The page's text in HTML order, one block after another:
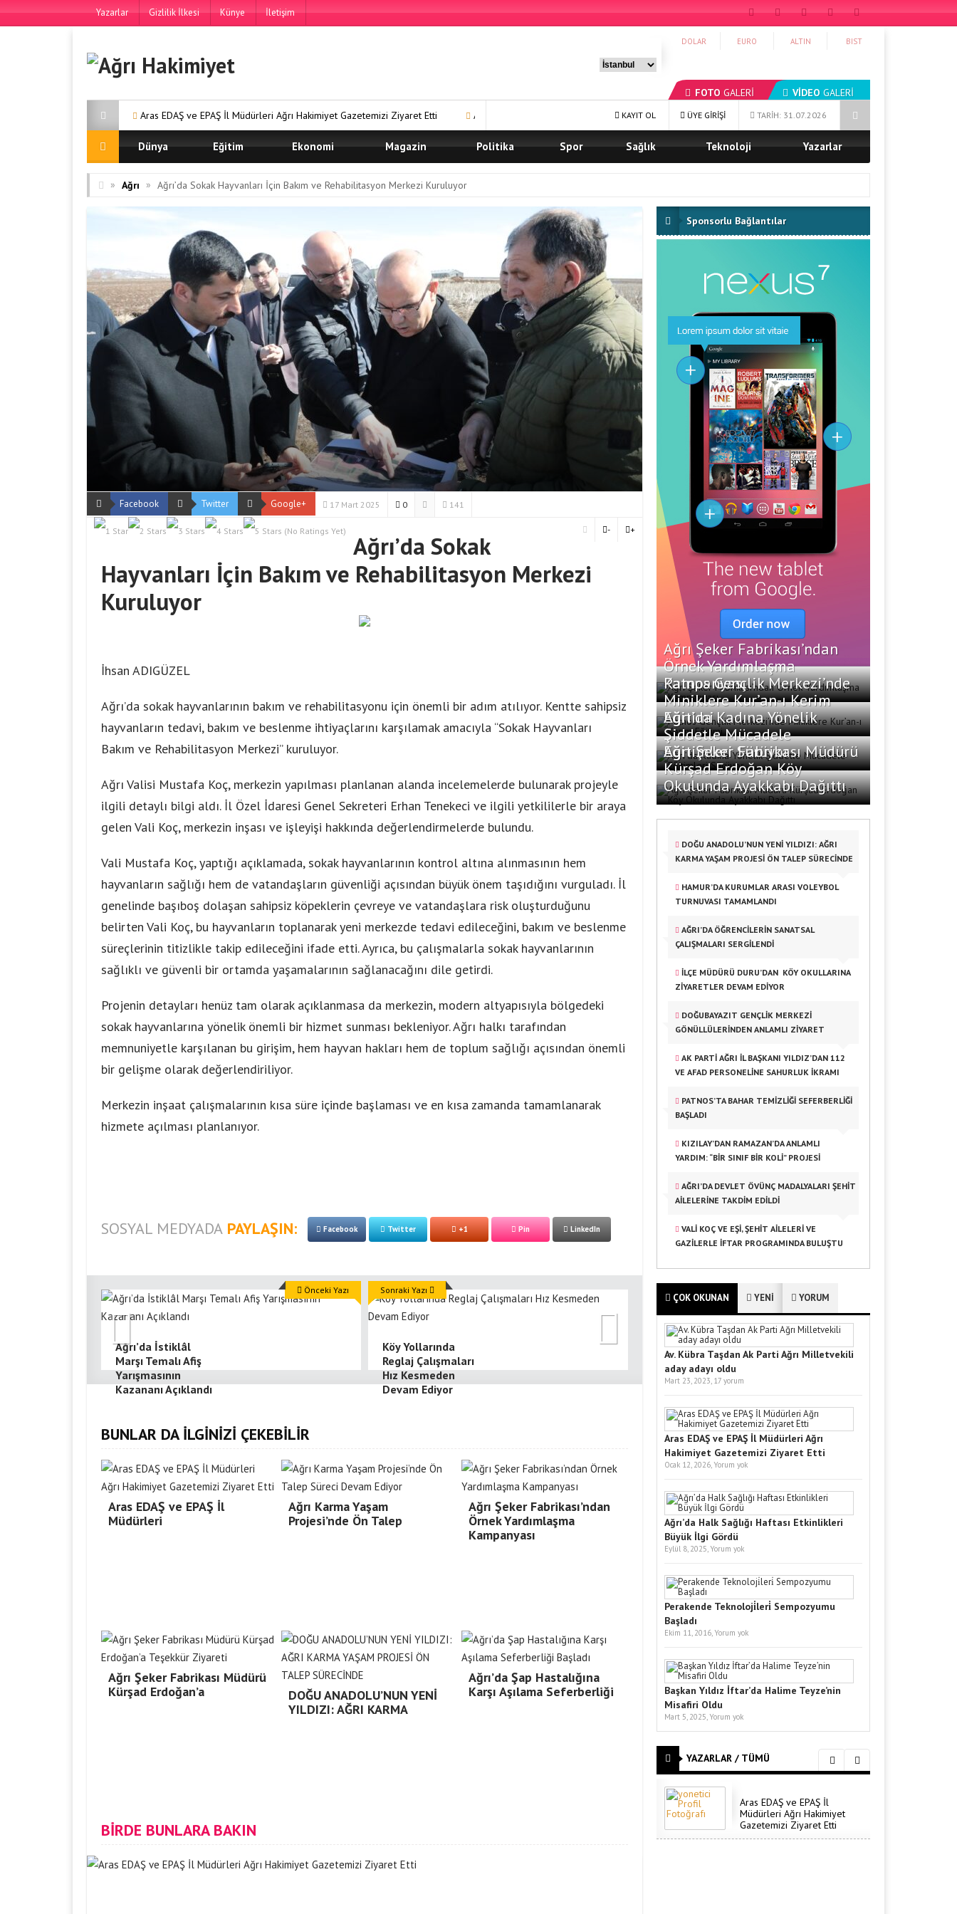
Yazarlar Gizlilik İlkesi Künye İletişim
FOTO GALERİ VİDEO GALERİ
DOLAR EURO ALTIN BIST
Aras EDAŞ ve EPAŞ İl Müdürleri Ağrı Hakimiyet Gazetemizi Ziyaret Etti Ağrı Karma Yaşam Projesi’nde Ön Talep Süreci Devam Ediyor Ağrı Şeker Fabrikası’ndan Örnek Yardımlaşma Kampanyası
TARİH: 31.07.2026
ÜYE GİRİŞİ
KAYIT OL
Dünya Eğitim Ekonomi Magazin Politika Spor Sağlık Teknoloji Yazarlar
» Ağrı » Ağrı’da Sokak Hayvanları İçin Bakım ve Rehabilitasyon Merkezi Kuruluyor
Facebook Twitter Google+ 17 Mart 2025 0 141
(No Ratings Yet) +
-
Ağrı’da Sokak
Hayvanları İçin Bakım ve Rehabilitasyon Merkezi
Kuruluyor
İhsan ADIGÜZEL
Ağrı’da sokak hayvanlarının bakım ve rehabilitasyonu için önemli bir adım atılıyor. Kentte sahipsiz
hayvanların tedavi, bakım ve beslenme ihtiyaçlarını karşılamak amacıyla “Sokak Hayvanları
Bakım ve Rehabilitasyon Merkezi” kuruluyor.
Ağrı Valisi Mustafa Koç, merkezin yapılması planlanan alanda incelemelerde bulunarak projeyle
ilgili detaylı bilgi aldı. İl Özel İdaresi Genel Sekreteri Erhan Tenekeci ve ilgili yetkililerle bir araya
gelen Vali Koç, merkezin inşası ve işleyişi hakkında değerlendirmelerde bulundu.
Vali Mustafa Koç, yaptığı açıklamada, sokak hayvanlarının kontrol altına alınmasının hem
hayvanların sağlığı hem de vatandaşların güvenliği açısından büyük önem taşıdığını vurguladı. İl
genelinde başıboş dolaşan sahipsiz köpeklerin çevreye ve vatandaşlara risk oluşturduğunu
belirten Vali Koç, bu hayvanların toplanarak yeni merkezde tedavi edileceğini, bakım ve beslenme
süreçlerinin titizlikle takip edileceğini ifade etti. Ayrıca, bu çalışmalarla sokak hayvanlarının
sağlıklı ve güvenli bir ortamda yaşamalarının sağlanacağını dile getirdi.
Projenin detayları henüz tam olarak açıklanmasa da merkezin, modern altyapısıyla bölgedeki
sokak hayvanlarına yönelik önemli bir hizmet sunması bekleniyor. Ağrı halkı tarafından
memnuniyetle karşılanan bu girişim, hem hayvan hakları hem de toplum sağlığı açısından önemli
bir gelişme olarak değerlendiriliyor.
Merkezin inşaat çalışmalarının kısa süre içinde başlaması ve en kısa zamanda tamamlanarak
hizmete açılması planlanıyor.
SOSYAL MEDYADA PAYLAŞIN: Facebook Twitter +1 Pin LinkedIn
Ağrı’da İstiklâl
Marşı Temalı Afiş
Yarışmasının
Kazananı Açıklandı
Önceki Yazı
Köy Yollarında
Reglaj Çalışmaları
Hız Kesmeden
Devam Ediyor
Sonraki Yazı
BUNLAR DA İLGİNİZİ ÇEKEBİLİR
Aras EDAŞ ve EPAŞ İl
Müdürleri
Ağrı Karma Yaşam
Projesi’nde Ön Talep
Ağrı Şeker Fabrikası’ndan
Örnek Yardımlaşma
Kampanyası
Ağrı Şeker Fabrikası Müdürü
Kürşad Erdoğan’a
DOĞU ANADOLU’NUN YENİ
YILDIZI: AĞRI KARMA
Ağrı’da Şap Hastalığına
Karşı Aşılama Seferberliği
BİRDE BUNLARA BAKIN
Sponsorlu Bağlantılar
Ağrı Şeker Fabrikası’ndan
Örnek Yardımlaşma
Kampanyası
Patnos Gençlik Merkezi’nde
Miniklere Kur’an-ı Kerim
Eğitimi
Ağrı’da Kadına Yönelik
Şiddetle Mücadele
Eğitimleri Sürüyor
Ağrı Şeker Fabrikası Müdürü
Kürşad Erdoğan Köy
Okulunda Ayakkabı Dağıttı
DOĞU ANADOLU’NUN YENİ YILDIZI: AĞRI
KARMA YAŞAM PROJESİ ÖN TALEP SÜRECİNDE
HAMUR’DA KURUMLAR ARASI VOLEYBOL
TURNUVASI TAMAMLANDI
AĞRI’DA ÖĞRENCILERIN SANATSAL
ÇALIŞMALARI SERGILENDI
İLÇE MÜDÜRÜ DURU’DAN KÖY OKULLARINA
ZIYARETLER DEVAM EDIYOR
DOĞUBAYAZIT GENÇLIK MERKEZI
GÖNÜLLÜLERINDEN ANLAMLI ZIYARET
AK PARTI AĞRI İL BAŞKANI YILDIZ’DAN 112
VE AFAD PERSONELINE SAHURLUK İKRAMI
PATNOS’TA BAHAR TEMIZLIĞI SEFERBERLIĞI
BAŞLADI
KIZILAY’DAN RAMAZAN’DA ANLAMLI
YARDIM: “BIR SINIF BIR KOLI” PROJESI
AĞRI’DA DEVLET ÖVÜNÇ MADALYALARI ŞEHIT
AILELERINE TAKDIM EDILDI
VALI KOÇ VE EŞI, ŞEHIT AILELERI VE
GAZILERLE İFTAR PROGRAMINDA BULUŞTU
ÇOK OKUNAN YENİ YORUM
Av. Kübra Taşdan Ak Parti Ağrı Milletvekili
aday adayı oldu
Mart 23, 2023, 17 yorum
Aras EDAŞ ve EPAŞ İl Müdürleri Ağrı
Hakimiyet Gazetemizi Ziyaret Etti
Ocak 12, 2026, Yorum yok
Ağrı’da Halk Sağlığı Haftası Etkinlikleri
Büyük İlgi Gördü
Eylül 8, 2025, Yorum yok
Perakende Teknoloji̇leri̇ Sempozyumu
Başladı
Ekim 11, 2016, Yorum yok
Başkan Yıldız İftar’da Halime Teyze’nin
Misafiri Oldu
Mart 5, 2025, Yorum yok
YAZARLAR / TÜMÜ
Aras EDAŞ ve EPAŞ İl
Müdürleri Ağrı Hakimiyet
Gazetemizi Ziyaret Etti